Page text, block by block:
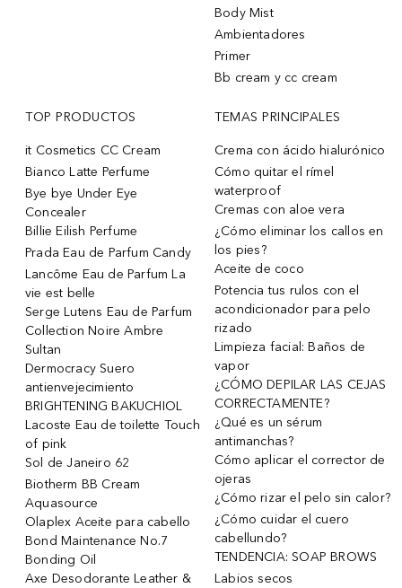
Body Mist
Ambientadores
Primer
Bb cream y cc cream
TOP PRODUCTOS
it Cosmetics CC Cream
Bianco Latte Perfume
Bye bye Under Eye
Concealer
Billie Eilish Perfume
Prada Eau de Parfum Candy
Lancôme Eau de Parfum La
vie est belle
Serge Lutens Eau de Parfum
Collection Noire Ambre
Sultan
Dermocracy Suero
antienvejecimiento
BRIGHTENING BAKUCHIOL
Lacoste Eau de toilette Touch
of pink
Sol de Janeiro 62
Biotherm BB Cream
Aquasource
Olaplex Aceite para cabello
Bond Maintenance No.7
Bonding Oil
Axe Desodorante Leather &
TEMAS PRINCIPALES
Crema con ácido hialurónico
Cómo quitar el rímel
waterproof
Cremas con aloe vera
¿Cómo eliminar los callos en
los pies?
Aceite de coco
Potencia tus rulos con el
acondicionador para pelo
rizado
Limpieza facial: Baños de
vapor
¿CÓMO DEPILAR LAS CEJAS
CORRECTAMENTE?
¿Qué es un sérum
antimanchas?
Cómo aplicar el corrector de
ojeras
¿Cómo rizar el pelo sin calor?
¿Cómo cuidar el cuero
cabellundo?
TENDENCIA: SOAP BROWS
Labios secos